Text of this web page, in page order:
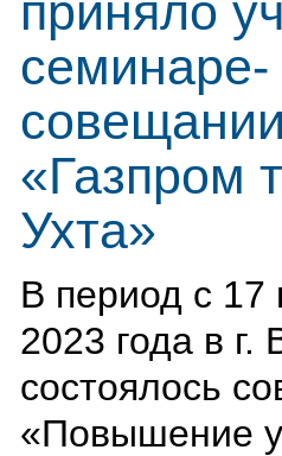
приняло
семинаре-
«Газпром
Ухта»
В период с 17
2023 года в г.
состоялось
«Повышение